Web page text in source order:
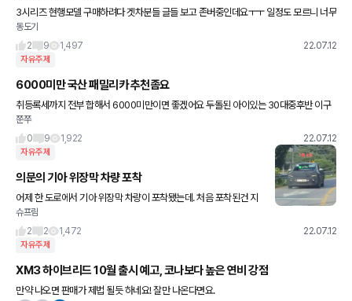
3시리즈 현행모델 구매하려다 겟차분들 글들 보고 존버중인데요ㅜㅜ 일정도 모르니 너무
답답하네요.. 혹시 정보알고계신 분들 공유 가능하실까요?? 몇월정도즈음에.. 가능할까요
ㅜㅜ?? 사전예약은 걸
동도기
2
9 1,497 22.07.12
자유주제
6000미만 국산 패밀리카 추천좀요
취등록세까지 전부 합해서 6000미만이면 좋겠어요 두돌된 아이있는 30대중후반 이구
요 산타페, 소렌토, 펠리, 카니발 이왕이면 하이브리드 사고 싶은데..고민이네요 Rav4까
지 생각하고 있습니다
쭌쭈
0
9 1,922 22.07.12
자유주제
의문의 기아 위장막 차량 포착
어제 한 도로에서 기아 위장막 차량이 포착됐는데. 처음 포착된건 지
난 8일이라고 합니다. 어떤 차일까요? 다음 세대 K3 일까요? 사진은
남자들의 자동차 인스타그램.
슈프림
2
2 1,472 22.07.12
자유주제
XM3 하이브리드 10월 출시 예고, 코나보다 높은 연비 강점
만약 나오면 판매가 제법 될듯 하네요! 잘만 나온다면요.